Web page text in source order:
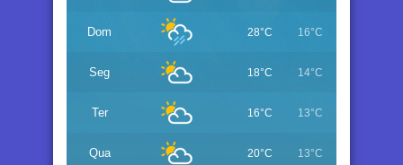
Dom 28°C 16°C
Seg 18°C 14°C
Ter 16°C 13°C
Qua 20°C 13°C